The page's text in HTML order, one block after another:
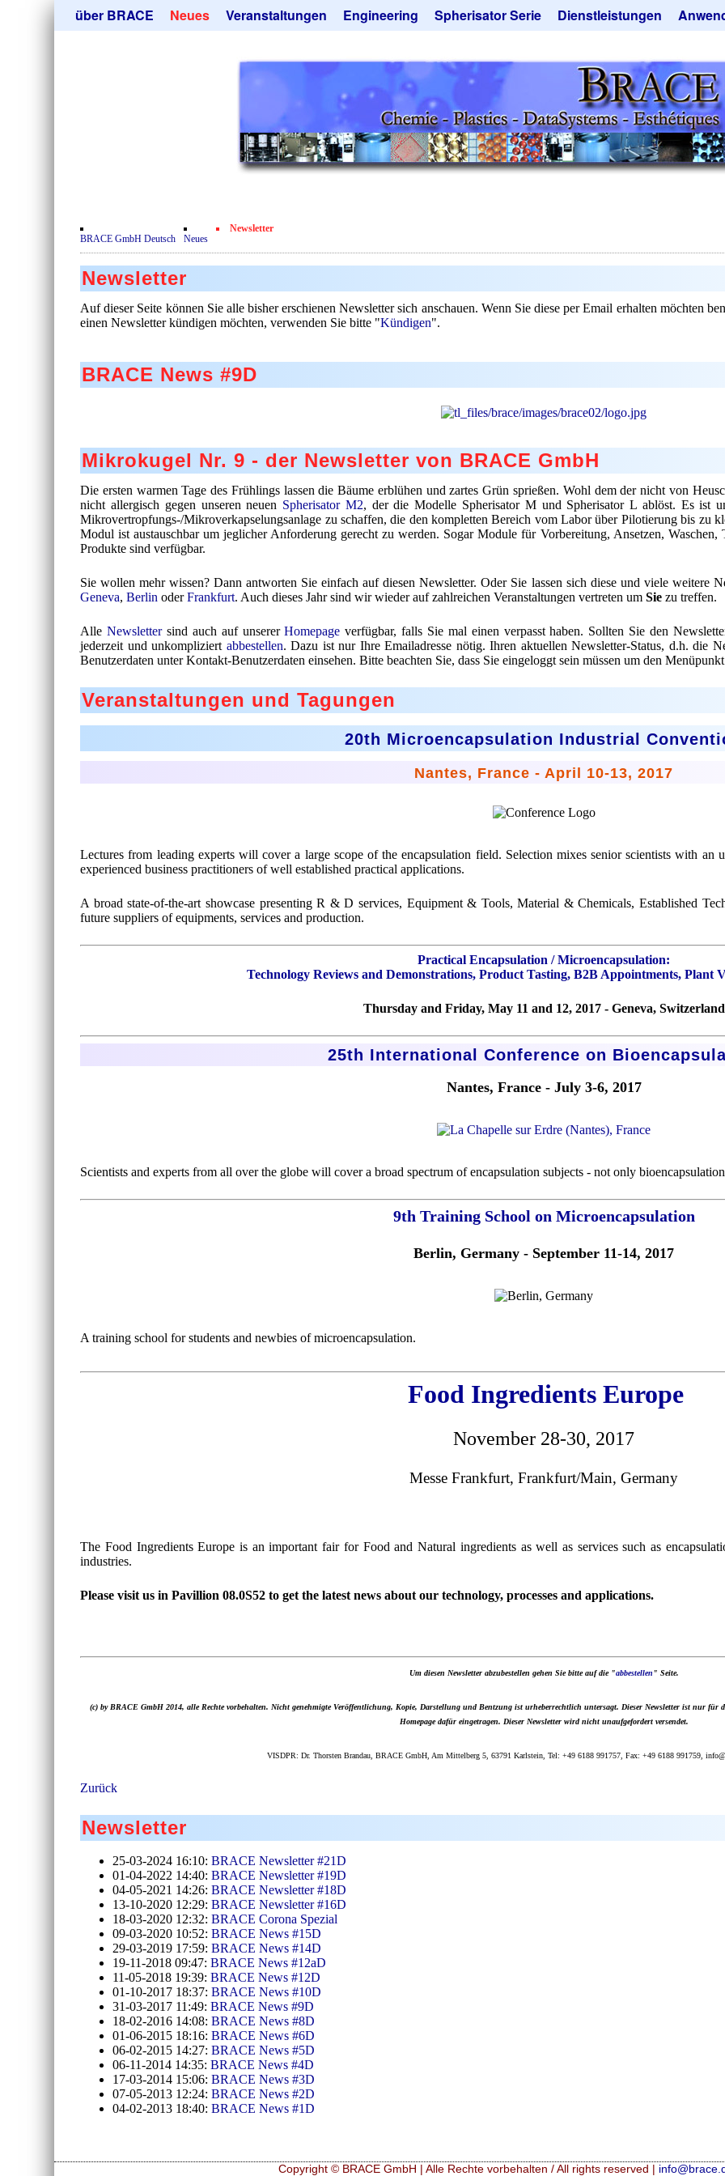
Navigation
überspringen
über BRACE
Kontakt
Neues Veranstaltungen Engineering
Heizkammern
Trockner
Sortieranlagen
Gebrauchte Maschinen - Angebote
Spherisator Serie
Pilotanlagen
Produktionsanlagen
Angebotsanfrage
Dienstleistungen
Mikrokapseln
Mikroverkapselung
Lohnfertigung
Mietanlagen
Instant
BRACE GmbH Deutsch Neues
Newsletter
Newsletter
Auf dieser Seite können Sie alle bisher erschienen Newsletter sich anschauen. Wenn Sie diese per Email erhalten möchten
einen Newsletter kündigen möchten, verwenden Sie bitte "Kündigen".
BRACE News #9D
Mikrokugel Nr. 9 - der Newsletter von BRACE GmbH
Die ersten warmen Tage des Frühlings lassen die Bäume erblühen und zartes Grün sprießen. Wohl dem der nicht von
nicht allergisch gegen unseren neuen Spherisator M2, der die Modelle Spherisator M und Spherisator L ablöst. Es ist
Mikrovertropfungs-/Mikroverkapselungsanlage zu schaffen, die den kompletten Bereich vom Labor über Pilotierung bis zu
Modul ist austauschbar um jeglicher Anforderung gerecht zu werden. Sogar Module für Vorbereitung, Ansetzen,
Produkte sind verfügbar.
Sie wollen mehr wissen? Dann antworten Sie einfach auf diesen Newsletter. Oder Sie lassen sich diese und viele weitere
Geneva,BerlinoderFrankfurt. Auch dieses Jahr sind wir wieder auf zahlreichen Veranstaltungen vertreten umSie zu treffen.
AlleNewslettersind auch auf unsererHomepageverfügbar, falls Sie mal einen verpasst haben. Sollten Sie den
jederzeit und unkompliziert abbestellen. Dazu ist nur Ihre Emailadresse nötig. Ihren aktuellen Newsletter-Status, d.h. die
Benutzerdaten unter Kontakt-Benutzerdaten einsehen. Bitte beachten Sie, dass Sie eingeloggt sein müssen um den
Veranstaltungen und Tagungen
20th Microencapsulation Industrial
Nantes, France - April 10-13, 2017
Lectures from leading experts will cover a large scope of the encapsulation field. Selection mixes senior scientists with an
experienced business practitioners of well established practical applications.
A broad state-of-the-art showcase presenting R & D services, Equipment & Tools, Material & Chemicals, Established
future suppliers of equipments, services and production.
Practical Encapsulation / Microencapsulation:
Technology Reviews and Demonstrations, Product Tasting, B2B Appointments, Plant
Thursday and Friday, May 11 and 12, 2017 - Geneva, Switzerland
25th International Conference on
Nantes, France - July 3-6, 2017
Scientists and experts from all over the globe will cover a broad spectrum of encapsulation subjects - not only
9th Training School on Microencapsulation
Berlin, Germany - September 11-14, 2017
A training school for students and newbies of microencapsulation.
Food Ingredients Europe
November 28-30, 2017
Messe Frankfurt, Frankfurt/Main, Germany
The Food Ingredients Europe is an important fair for Food and Natural ingredients as well as services such as
industries.
Please visit us in Pavillion 08.0S52 to get the latest news about our technology, processes and applications.
Um diesen Newsletter abzubestellen gehen Sie bitte auf die "abbestellen" Seite.
(c) by BRACE GmbH 2014, alle Rechte vorbehalten. Nicht genehmigte Veröffentlichung, Kopie, Darstellung und Bentzung ist urheberrechtlich untersagt. Dieser Newsletter ist nur
Homepage dafür eingetragen. Dieser Newsletter wird nicht unaufgefordert versendet.
VISDPR: Dr. Thorsten Brandau, BRACE GmbH, Am Mittelberg 5, 63791 Karlstein, Tel: +49 6188 991757, Fax: +49 6188 991759,
Zurück
Newsletter
25-03-2024 16:10:BRACE Newsletter #21D
01-04-2022 14:40:BRACE Newsletter #19D
04-05-2021 14:26:BRACE Newsletter #18D
13-10-2020 12:29:BRACE Newsletter #16D
18-03-2020 12:32:BRACE Corona Spezial
09-03-2020 10:52:BRACE News #15D
29-03-2019 17:59:BRACE News #14D
19-11-2018 09:47:BRACE News #12aD
11-05-2018 19:39:BRACE News #12D
01-10-2017 18:37:BRACE News #10D
31-03-2017 11:49:BRACE News #9D
18-02-2016 14:08:BRACE News #8D
01-06-2015 18:16:BRACE News #6D
06-02-2015 14:27:BRACE News #5D
06-11-2014 14:35:BRACE News #4D
17-03-2014 15:06:BRACE News #3D
07-05-2013 12:24:BRACE News #2D
04-02-2013 18:40:BRACE News #1D
Copyright © BRACE GmbH | Alle Rechte vorbehalten / All rights reserved |